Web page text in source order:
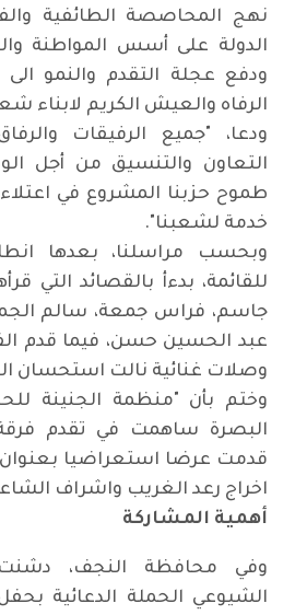
نهج المحاصصة الطائفية
الدولة على أسس المواطنة
ودفع عجلة التقدم والنمو الى
الرفاه والعيش الكريم لابناء
ودعا، "جميع الرفيقات
التعاون والتنسيق من أجل
طموح حزبنا المشروع في
خدمة لشعبنا".
وبحسب مراسلنا، بعدها
للقائمة، بدءأ بالقصائد التي
جاسم، فراس جمعة، سالم
عبد الحسين حسن، فيما قدم
وصلات غنائية نالت استحسان
وختم بأن "منظمة الجنينة
البصرة ساهمت في تقدم فرقة
قدمت عرضا استعراضيا بعنوان
اخراج رعد الغريب واشراف
أهمية المشاركة
وفي محافظة النجف،
الشيوعي الحملة الدعائية